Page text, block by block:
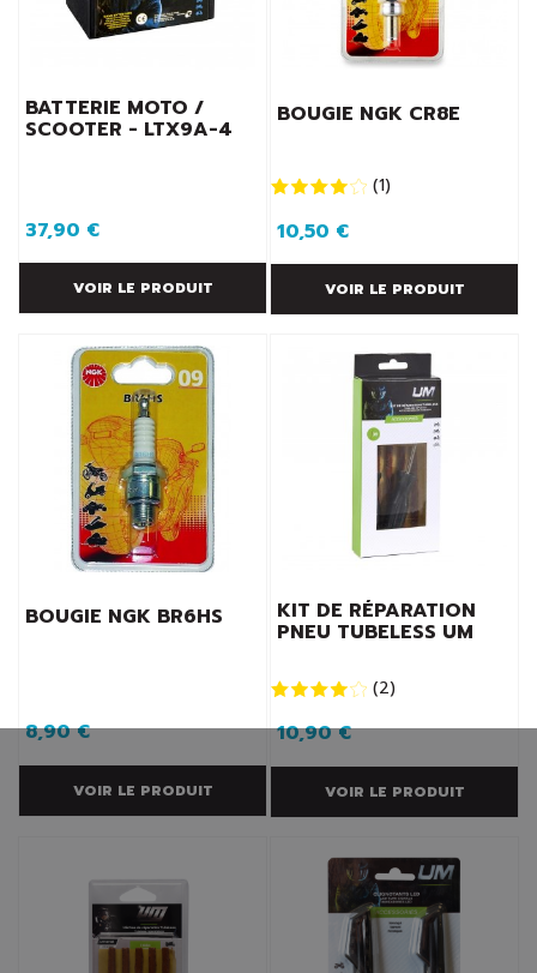
BATTERIE MOTO /
SCOOTER - LTX9A-4
37,90 €
VOIR LE PRODUIT
BOUGIE NGK CR8E
(1)
10,50 €
VOIR LE PRODUIT
BOUGIE NGK BR6HS
8,90 €
VOIR LE PRODUIT
KIT DE RÉPARATION
PNEU TUBELESS UM
(2)
10,90 €
VOIR LE PRODUIT